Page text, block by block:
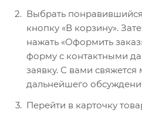
Выбрать
кнопку «В корзину».
нажать «Оформить
форму с контактными
заявку. С вами
дальнейшего
Перейти в карточку